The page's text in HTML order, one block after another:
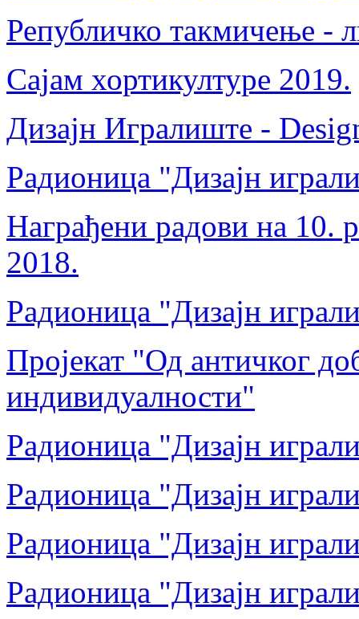
Републичко такмичење -
Сајам хортикултуре 2019.
Дизајн Игралиште -
Радионица "Дизајн
Награђени радови на 10.
2018.
Радионица "Дизајн
Пројекат "Од античког
индивидуалности"
Радионица "Дизајн
Радионица "Дизајн
Радионица "Дизајн
Радионица "Дизајн